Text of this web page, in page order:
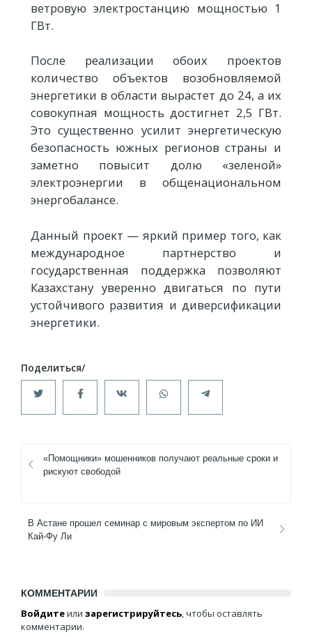
ветровую электростанцию мощностью 1
ГВт.
После реализации обоих проектов
количество объектов возобновляемой
энергетики в области вырастет до 24, а их
совокупная мощность достигнет 2,5 ГВт.
Это существенно усилит энергетическую
безопасность южных регионов страны и
заметно повысит долю «зеленой»
электроэнергии в общенациональном
энергобалансе.
Данный проект — яркий пример того, как
международное партнерство и
государственная поддержка позволяют
Казахстану уверенно двигаться по пути
устойчивого развития и диверсификации
энергетики.
«Помощники» мошенников получают реальные сроки и
рискуют свободой
В Астане прошел семинар с мировым экспертом по ИИ
Кай-Фу Ли
КОММЕНТАРИИ
Войдитеили зарегистрируйтесь, чтобы оставлять
комментарии.